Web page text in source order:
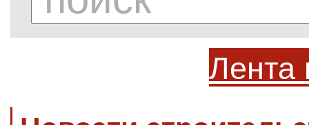
Лента